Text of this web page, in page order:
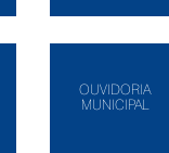
OUVIDORIA
MUNICIPAL